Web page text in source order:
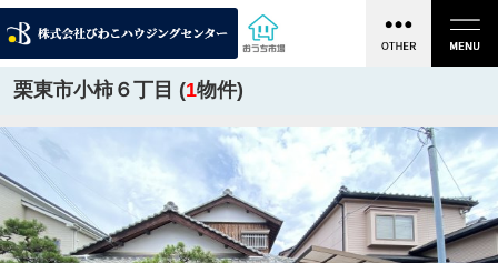
栗東市小柿６丁目 (1物件)